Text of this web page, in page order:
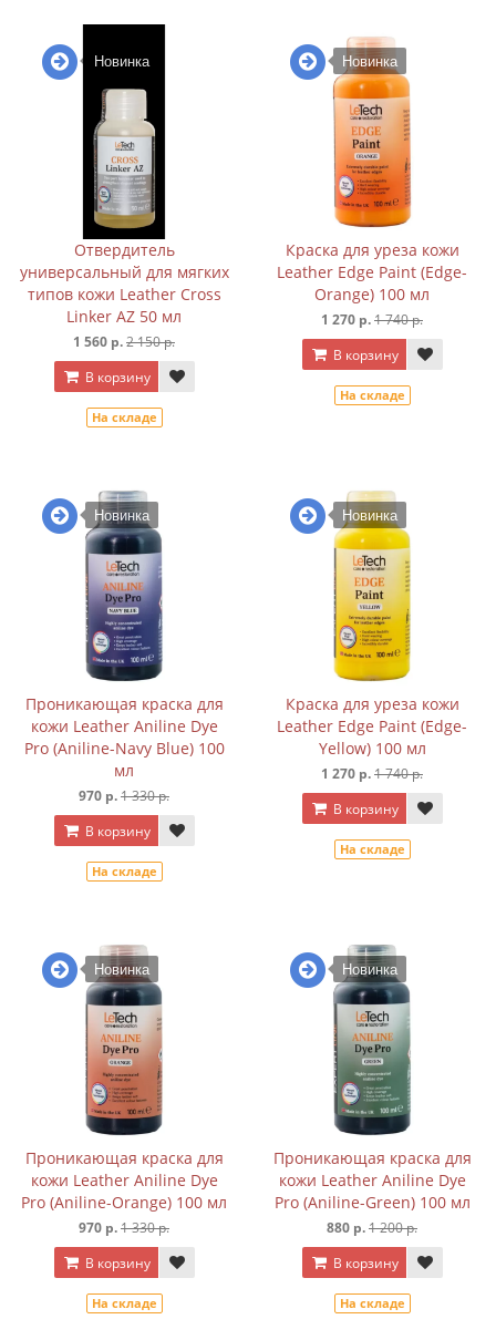
Новинка
Отвердитель
универсальный для мягких
типов кожи Leather Cross
Linker AZ 50 мл
1 560 р.2 150 р.
В корзину
На складе
Новинка
Краска для уреза кожи
Leather Edge Paint (Edge-
Orange) 100 мл
1 270 р.1 740 р.
В корзину
На складе
Новинка
Проникающая краска для
кожи Leather Aniline Dye
Pro (Aniline-Navy Blue) 100
мл
970 р.1 330 р.
В корзину
На складе
Новинка
Краска для уреза кожи
Leather Edge Paint (Edge-
Yellow) 100 мл
1 270 р.1 740 р.
В корзину
На складе
Новинка
Проникающая краска для
кожи Leather Aniline Dye
Pro (Aniline-Orange) 100 мл
970 р.1 330 р.
В корзину
На складе
Новинка
Проникающая краска для
кожи Leather Aniline Dye
Pro (Aniline-Green) 100 мл
880 р.1 200 р.
В корзину
На складе